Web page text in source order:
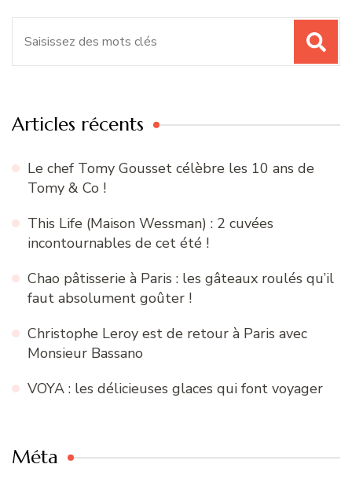
Articles récents
Le chef Tomy Gousset célèbre les 10 ans de
Tomy & Co !
This Life (Maison Wessman) : 2 cuvées
incontournables de cet été !
Chao pâtisserie à Paris : les gâteaux roulés qu’il
faut absolument goûter !
Christophe Leroy est de retour à Paris avec
Monsieur Bassano
VOYA : les délicieuses glaces qui font voyager
Méta